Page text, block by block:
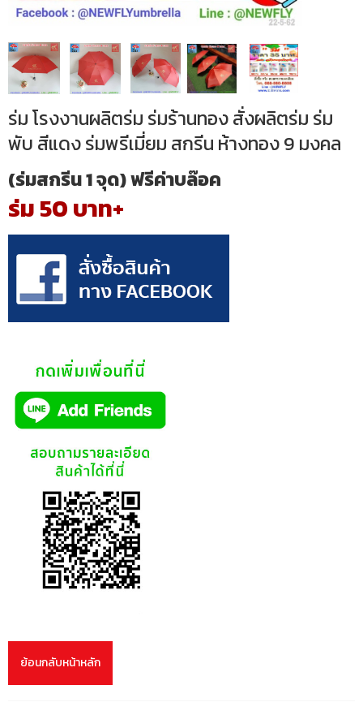
ร่ม โรงงานผลิตร่ม ร่มร้านทอง สั่งผลิตร่ม ร่ม
พับ สีแดง ร่มพรีเมี่ยม สกรีน ห้างทอง 9 มงคล
(ร่มสกรีน 1 จุด) ฟรีค่าบล๊อค
ร่ม 50 บาท+
ย้อนกลับหน้าหลัก